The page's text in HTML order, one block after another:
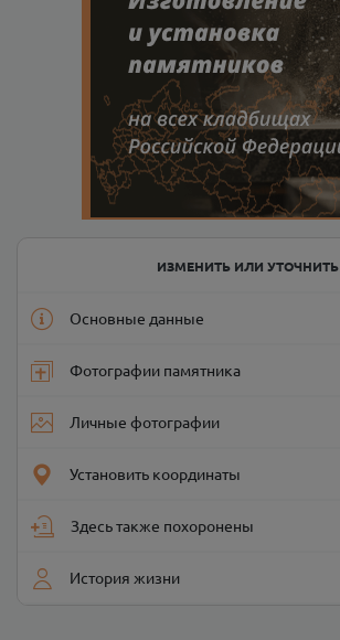
ИЗМЕНИТЬ ИЛИ УТОЧНИТЬ
Основные данные
Фотографии памятника
Личные фотографии
Установить координаты
Здесь также похоронены
История жизни